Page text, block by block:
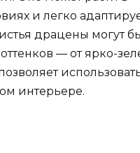
и легко
драцены могут
— от ярко-
интерьере.